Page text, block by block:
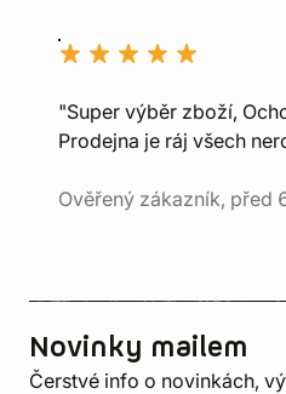
"Super výběr zboží,
Prodejna je ráj všech
Ověřený zákazník, před
Novinky mailem
Čerstvé info o novinkách,